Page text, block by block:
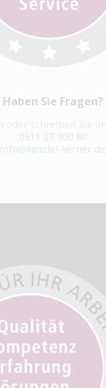
Haben Sie Fragen?
0511 27 900 80
info@kanzlei-kerner.de